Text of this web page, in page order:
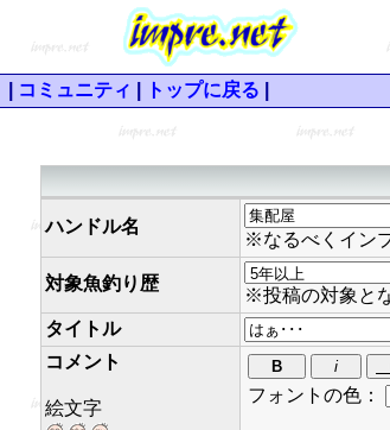
コミュニティ トップに戻る
ハンドル名
※なるべくイン
対象魚釣り歴
※投稿の対象と
タイトル
コメント
絵文字
フォントの色：